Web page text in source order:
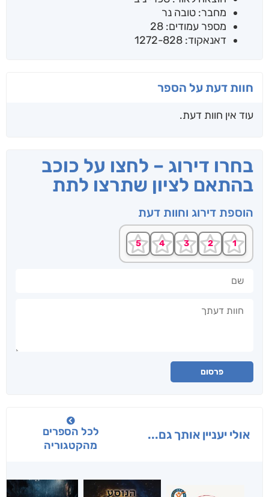
מחבר: טובה נר
מספר עמודים: 28
דאנאקוד: 1272-828
חוות דעת על הספר
עוד אין חוות דעת.
בחרו דירוג – לחצו על כוכב
בהתאם לציון שתרצו לתת
הוספת דירוג וחוות דעת
פרסום
אולי יעניין אותך גם...
לכל הספרים
מהקטגוריה